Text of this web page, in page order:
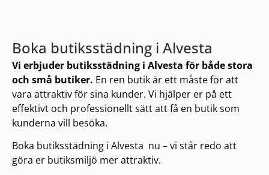
Boka butiksstädning i Alvesta
Vi erbjuder butiksstädning i Alvesta för både stora
och små butiker. En ren butik är ett måste för att
vara attraktiv för sina kunder. Vi hjälper er på ett
effektivt och professionellt sätt att få en butik som
kunderna vill besöka.
Boka butiksstädning i Alvesta nu – vi står redo att
göra er butiksmiljö mer attraktiv.